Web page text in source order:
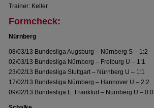
Trainer: Keller
Formcheck:
Nürnberg
08/03/13 Bundesliga Augsburg – Nürnberg S – 1:2
02/03/13 Bundesliga Nürnberg – Freiburg U – 1:1
23/02/13 Bundesliga Stuttgart – Nürnberg U – 1:1
17/02/13 Bundesliga Nürnberg – Hannover U – 2:2
09/02/13 Bundesliga E. Frankfurt – Nürnberg U – 0:0